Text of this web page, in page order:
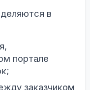
в
портале
заказчиком